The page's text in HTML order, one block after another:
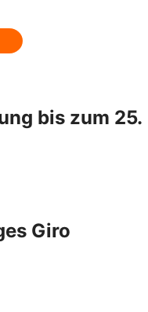
bis zum 25.
Giro